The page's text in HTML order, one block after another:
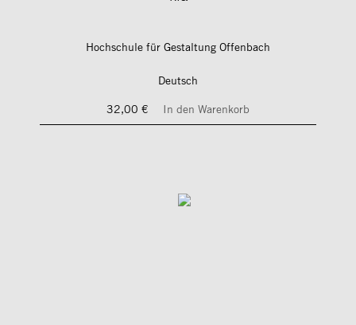
Hochschule für Gestaltung Offenbach
Deutsch
32,00 €
In den Warenkorb